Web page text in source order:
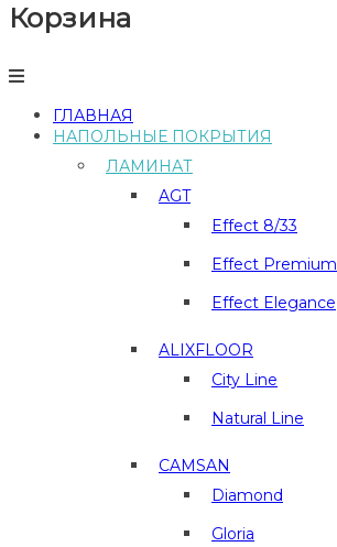
Напольные
покрытия
Люберцах
МОЙ
ПОЛ
Корзина
ГЛАВНАЯ
НАПОЛЬНЫЕ ПОКРЫТИЯ
ЛАМИНАТ
AGT
Effect 8/33
Effect Premium
Effect Elegance
ALIXFLOOR
City Line
Natural Line
CAMSAN
Diamond
Gloria